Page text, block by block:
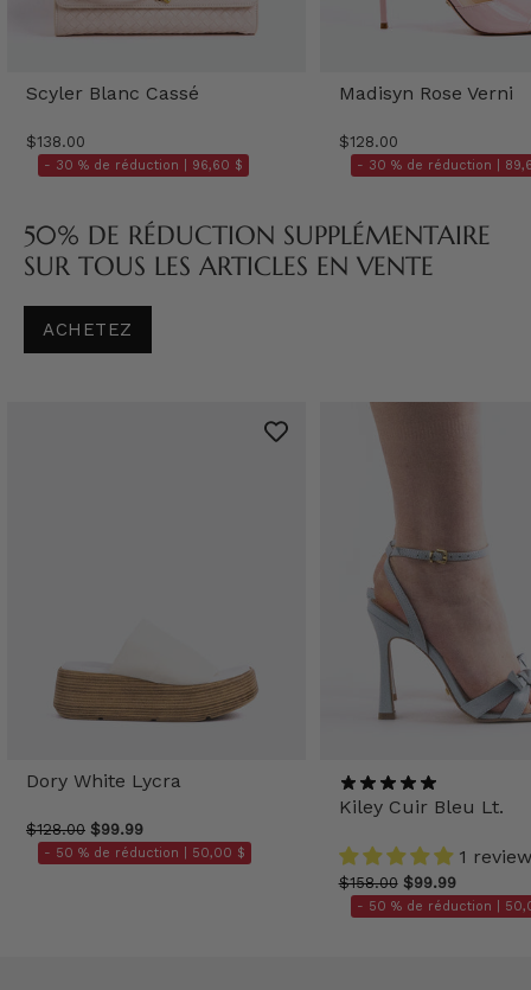
Scyler Blanc Cassé
$138.00
- 30 % de réduction | 96,60 $
Madisyn Rose Verni
$128.00
- 30 % de réduction |
50% DE RÉDUCTION SUPPLÉMENTAIRE
SUR TOUS LES ARTICLES EN VENTE
ACHETEZ
Dory White Lycra
$128.00 $99.99
- 50 % de réduction | 50,00 $
Kiley Cuir Bleu Lt.
1 review
$158.00 $99.99
- 50 % de réduction |